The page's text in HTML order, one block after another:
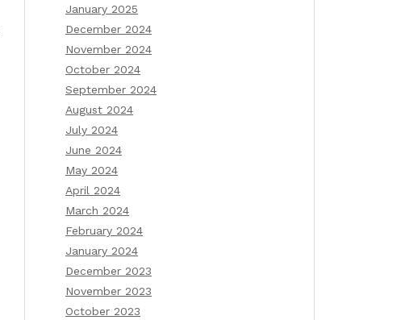
January 2025
December 2024
November 2024
October 2024
September 2024
August 2024
July 2024
June 2024
May 2024
April 2024
March 2024
February 2024
January 2024
December 2023
November 2023
October 2023